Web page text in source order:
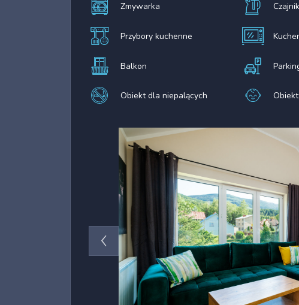
Zmywarka
Przybory kuchenne
Balkon
Obiekt dla niepalących